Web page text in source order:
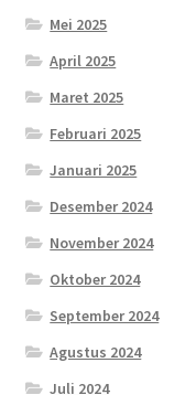
Mei 2025
April 2025
Maret 2025
Februari 2025
Januari 2025
Desember 2024
November 2024
Oktober 2024
September 2024
Agustus 2024
Juli 2024